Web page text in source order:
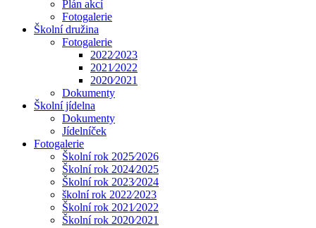
Plán akcí
Fotogalerie
Školní družina
Fotogalerie
2022⁄2023
2021⁄2022
2020⁄2021
Dokumenty
Školní jídelna
Dokumenty
Jídelníček
Fotogalerie
Školní rok 2025⁄2026
Školní rok 2024⁄2025
Školní rok 2023⁄2024
školní rok 2022⁄2023
Školní rok 2021⁄2022
Školní rok 2020⁄2021